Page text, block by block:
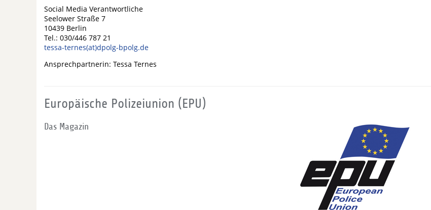
Social Media Verantwortliche
Seelower Straße 7
10439 Berlin
Tel.: 030/446 787 21
tessa-ternes(at)dpolg-bpolg.de
Ansprechpartnerin: Tessa Ternes
Europäische Polizeiunion (EPU)
Das Magazin